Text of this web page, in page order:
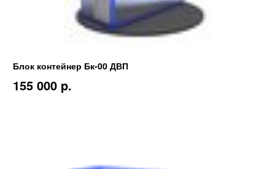
Блок контейнер Бк-00 ДВП
155 000 p.